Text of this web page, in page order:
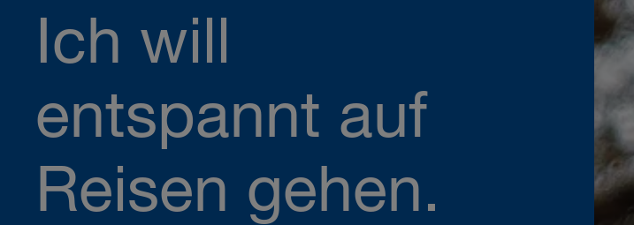
Ich will
entspannt auf
Reisen gehen.